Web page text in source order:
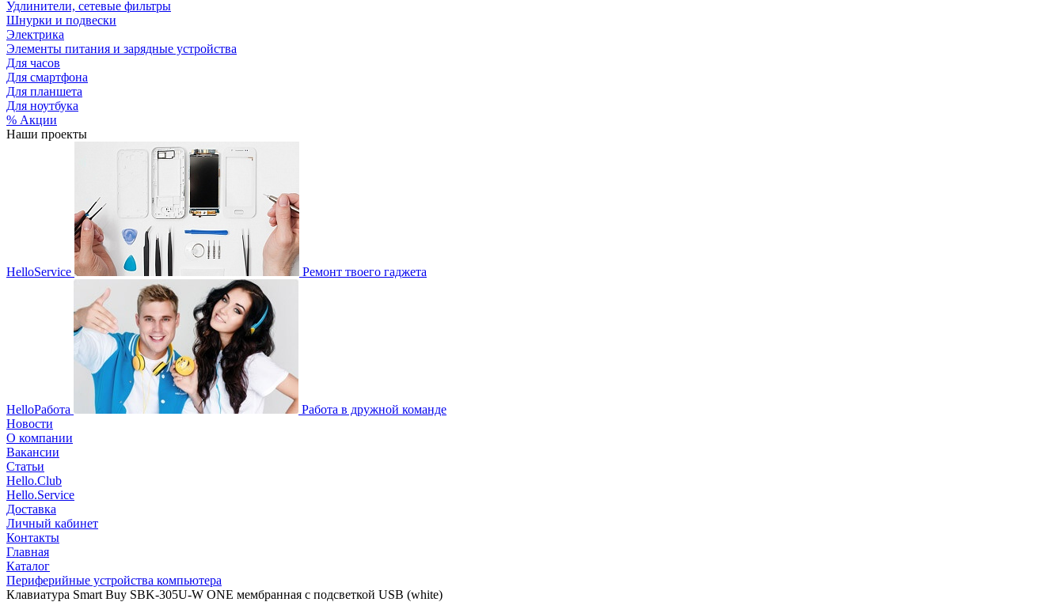
Удлинители, сетевые фильтры
Шнурки и подвески
Электрика
Элементы питания и зарядные устройства
Для часов
Для смартфона
Для планшета
Для ноутбука
% Акции
Наши проекты
HelloService Ремонт твоего гаджета
HelloРабота
Работа в дружной команде
Новости
О компании
Вакансии
Статьи
Hello.Club
Hello.Service
Доставка
Личный кабинет
Контакты
Главная
Каталог
Периферийные устройства компьютера
Клавиатура Smart Buy SBK-305U-W ONE мембранная с подсветкой USB (white)